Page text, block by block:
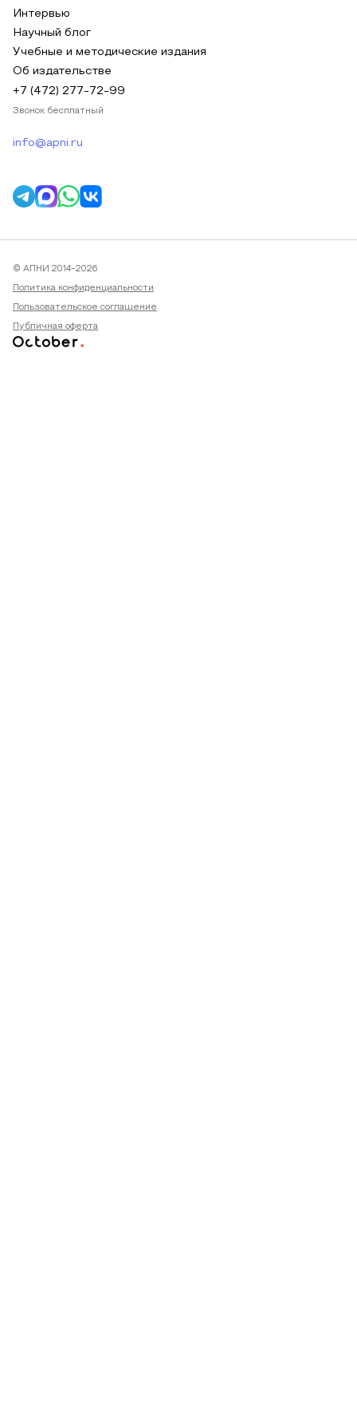
Интервью
Научный блог
Учебные и методические издания
Об издательстве
+7 (472) 277-72-99
Звонок бесплатный
info@apni.ru
© АПНИ 2014-2026
Политика конфиденциальности
Пользовательское соглашение
Публичная оферта